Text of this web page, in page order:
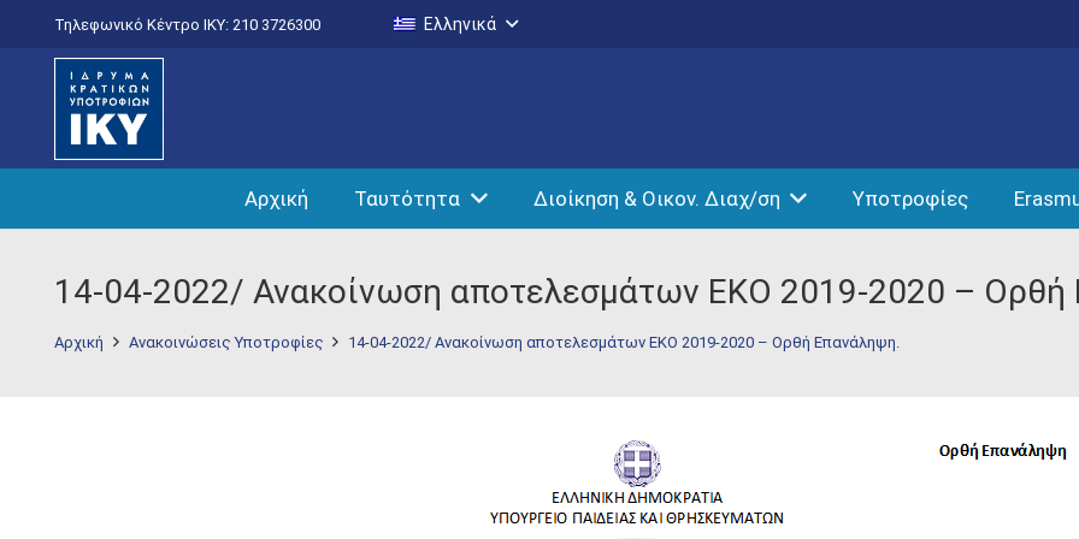
Τηλεφωνικό Κέντρο IKY: 210 3726300 Ελληνικά
Αρχική Ταυτότητα Διοίκηση & Οικον. Διαχ/ση Υποτροφίες
14-04-2022/ Ανακοίνωση αποτελεσμάτων ΕΚΟ 2019-2020 – Ορθή
Αρχική Ανακοινώσεις Υποτροφίες 14-04-2022/ Ανακοίνωση αποτελεσμάτων ΕΚΟ 2019-2020 – Ορθή Επανάληψη.